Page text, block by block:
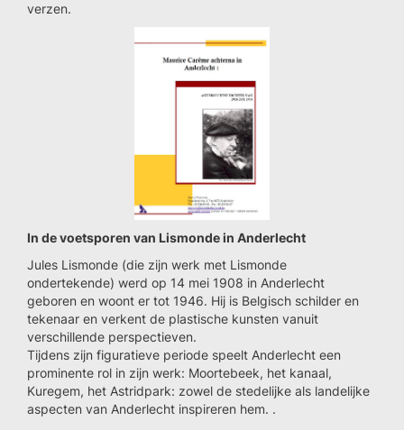
verzen.
In de voetsporen van Lismonde in Anderlecht
Jules Lismonde (die zijn werk met Lismonde
ondertekende) werd op 14 mei 1908 in Anderlecht
geboren en woont er tot 1946. Hij is Belgisch schilder en
tekenaar en verkent de plastische kunsten vanuit
verschillende perspectieven.
Tijdens zijn figuratieve periode speelt Anderlecht een
prominente rol in zijn werk: Moortebeek, het kanaal,
Kuregem, het Astridpark: zowel de stedelijke als landelijke
aspecten van Anderlecht inspireren hem. .